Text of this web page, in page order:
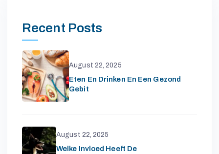
Recent Posts
August 22, 2025
Eten En Drinken En Een Gezond
Gebit
August 22, 2025
Welke Invloed Heeft De